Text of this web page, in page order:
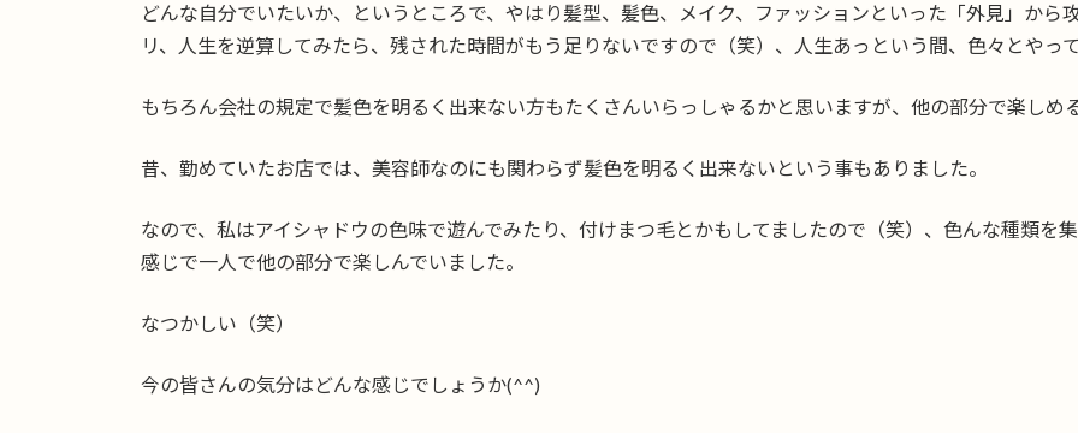
どんな自分でいたいか、というところで、やはり髪型、髪色、メイク、ファッションといった「外見」から
リ、人生を逆算してみたら、残された時間がもう足りないですので（笑）、人生あっという間、色々とやっ
もちろん会社の規定で髪色を明るく出来ない方もたくさんいらっしゃるかと思いますが、他の部分で楽しめ
昔、勤めていたお店では、美容師なのにも関わらず髪色を明るく出来ないという事もありました。
なので、私はアイシャドウの色味で遊んでみたり、付けまつ毛とかもしてましたので（笑）、色んな種類を
感じで一人で他の部分で楽しんでいました。
なつかしい（笑）
今の皆さんの気分はどんな感じでしょうか(^^)